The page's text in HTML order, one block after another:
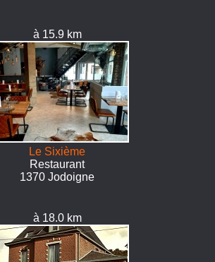
à 15.9 km
Le Sixième
Restaurant
1370 Jodoigne
à 18.0 km